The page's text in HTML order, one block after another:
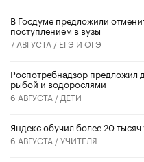
В Госдуме предложили
поступлением в вузы
7 АВГУСТА / ЕГЭ И ОГЭ
Роспотребнадзор предложил
рыбой и водорослями
6 АВГУСТА / ДЕТИ
​Яндекс обучил более 20
6 АВГУСТА /УЧИТЕЛЯ